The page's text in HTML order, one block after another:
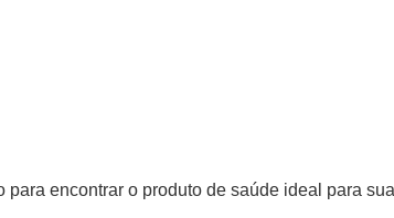
para encontrar o produto de saúde ideal para